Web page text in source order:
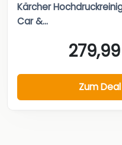
Kärcher
Car &...
Zum Deal